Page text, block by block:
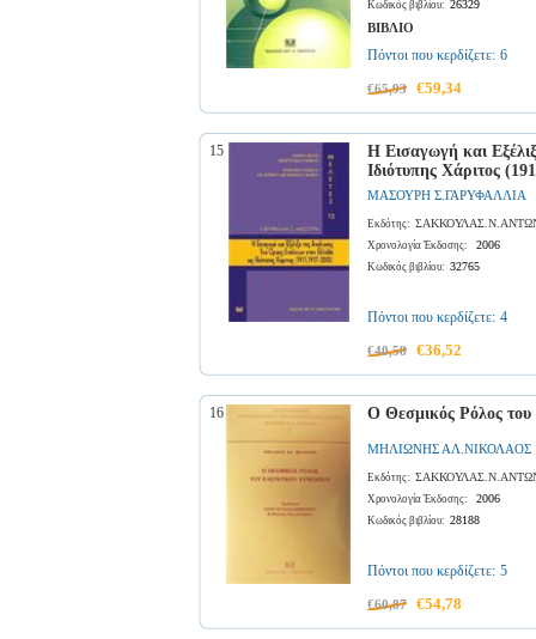
Κωδικός βιβλίου: 26329
ΒΙΒΛΙΟ
Πόντοι που κερδίζετε: 6
€65,93 €59,34
15
Η Εισαγωγή και
Ιδιότυπης Χάριτος
ΜΑΣΟΥΡΗ Σ.ΓΑΡΥΦΑΛΛΙΑ
Εκδότης:
Χρονολογία Έκδοσης: 2006
Κωδικός βιβλίου: 32765
Πόντοι που κερδίζετε: 4
€40,58 €36,52
16 Ο Θεσμικός Ρόλος του
ΜΗΛΙΩΝΗΣ ΑΛ.ΝΙΚΟΛΑΟΣ
Εκδότης:
Χρονολογία Έκδοσης: 2006
Κωδικός βιβλίου: 28188
Πόντοι που κερδίζετε: 5
€60,87 €54,78